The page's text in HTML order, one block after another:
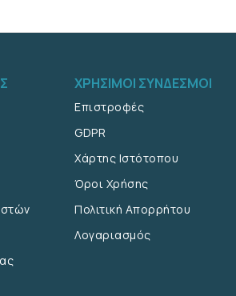
ΧΡΉΣΙΜΟΙ ΣΎΝΔΕΣΜΟΙ
Επιστροφές
GDPR
Χάρτης Ιστότοπου
Όροι Χρήσης
Πολιτική Απορρήτου
Λογαριασμός